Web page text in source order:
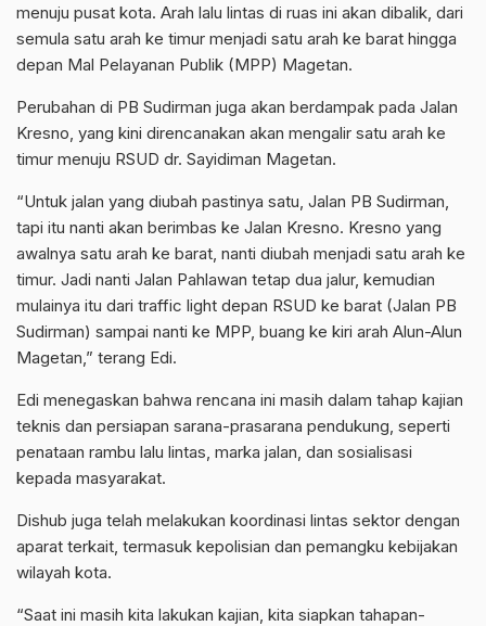
menuju pusat kota. Arah lalu lintas di ruas ini akan dibalik, dari
semula satu arah ke timur menjadi satu arah ke barat hingga
depan Mal Pelayanan Publik (MPP) Magetan.
Perubahan di PB Sudirman juga akan berdampak pada Jalan
Kresno, yang kini direncanakan akan mengalir satu arah ke
timur menuju RSUD dr. Sayidiman Magetan.
“Untuk jalan yang diubah pastinya satu, Jalan PB Sudirman,
tapi itu nanti akan berimbas ke Jalan Kresno. Kresno yang
awalnya satu arah ke barat, nanti diubah menjadi satu arah ke
timur. Jadi nanti Jalan Pahlawan tetap dua jalur, kemudian
mulainya itu dari traffic light depan RSUD ke barat (Jalan PB
Sudirman) sampai nanti ke MPP, buang ke kiri arah Alun-Alun
Magetan,” terang Edi.
Edi menegaskan bahwa rencana ini masih dalam tahap kajian
teknis dan persiapan sarana-prasarana pendukung, seperti
penataan rambu lalu lintas, marka jalan, dan sosialisasi
kepada masyarakat.
Dishub juga telah melakukan koordinasi lintas sektor dengan
aparat terkait, termasuk kepolisian dan pemangku kebijakan
wilayah kota.
“Saat ini masih kita lakukan kajian, kita siapkan tahapan-